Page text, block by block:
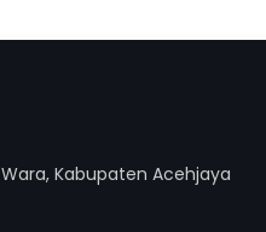
Kabupaten Acehjaya